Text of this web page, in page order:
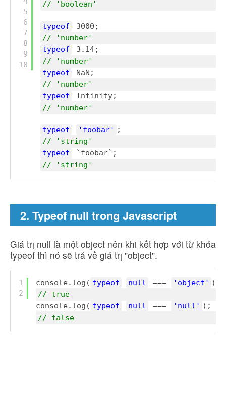
5
6
7
8
9
10
// 'boolean'
typeof
3000;
// 'number'
typeof
3.14;
// 'number'
typeof
NaN;
// 'number'
typeof
Infinity;
// 'number'
typeof 'foobar' ;
// 'string'
typeof
`foobar`;
// 'string'
2. Typeof null trong Javascript
Giá trị null là một object nên khi kết hợp với từ khóa
typeof thì nó sẽ trả về giá trị "object".
1
2
console.log( typeof null === 'object' );
// true
console.log( typeof null === 'null' );
// false